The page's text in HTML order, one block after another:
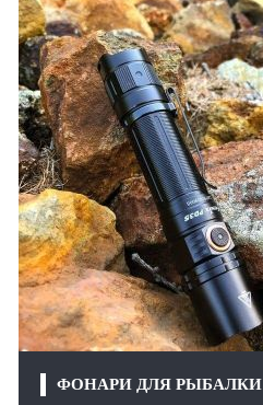
ФОНАРИ ДЛЯ РЫБАЛКИ